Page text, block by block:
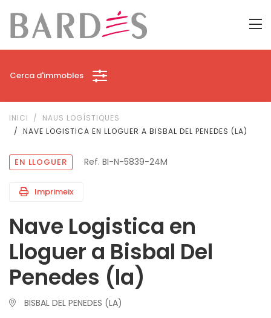
Cerca d'immobles
INICI
NAUS LOGÍSTIQUES
NAVE LOGISTICA EN LLOGUER A BISBAL DEL PENEDES (LA)
EN LLOGUER Ref. BI-N-5839-24M
Imprimeix
Nave Logistica en
Lloguer a Bisbal Del
Penedes (la)
BISBAL DEL PENEDES (LA)